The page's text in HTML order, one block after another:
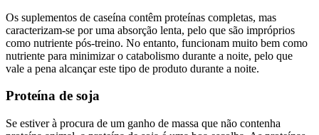
Os suplementos de caseína contêm proteínas completas, mas
caracterizam-se por uma absorção lenta, pelo que são impróprios
como nutriente pós-treino. No entanto, funcionam muito bem como
nutriente para minimizar o catabolismo durante a noite, pelo que
vale a pena alcançar este tipo de produto durante a noite.
Proteína de soja
Se estiver à procura de um ganho de massa que não contenha